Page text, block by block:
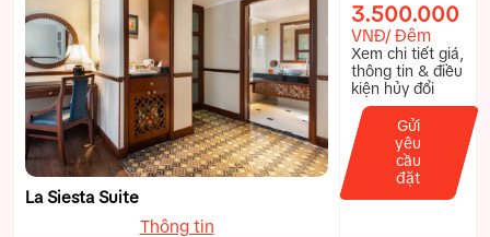
La Siesta Suite
Thông tin
3.500.000
VNĐ/ Đêm
Xem chi tiết giá,
thông tin & điều
kiện hủy đổi
Gửi
yêu
cầu
đặt